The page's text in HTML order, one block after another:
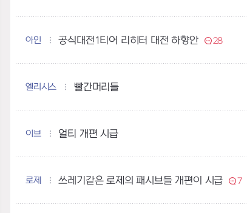
아인 공식대전1티어 리히터 대전 하향안 28
엘리시스 빨간머리들
이브 얼티 개편 시급
로제 쓰레기같은 로제의 패시브들 개편이 시급 7